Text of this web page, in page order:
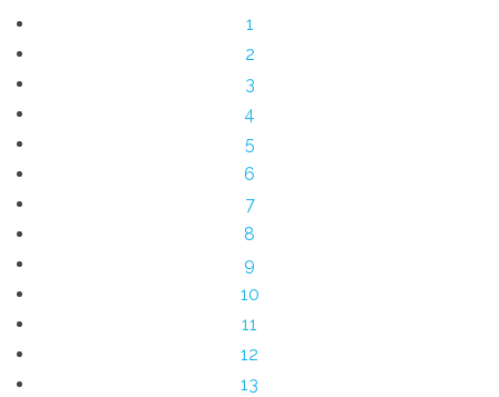
1
2
3
4
5
6
7
8
9
10
11
12
13